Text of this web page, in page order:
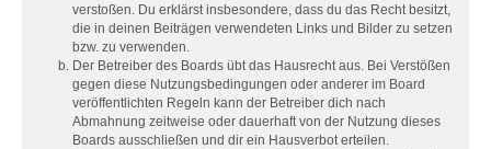
verstoßen. Du erklärst insbesondere, dass du das Recht besitzt,
die in deinen Beiträgen verwendeten Links und Bilder zu setzen
bzw. zu verwenden.
Der Betreiber des Boards übt das Hausrecht aus. Bei Verstößen
gegen diese Nutzungsbedingungen oder anderer im Board
veröffentlichten Regeln kann der Betreiber dich nach
Abmahnung zeitweise oder dauerhaft von der Nutzung dieses
Boards ausschließen und dir ein Hausverbot erteilen.